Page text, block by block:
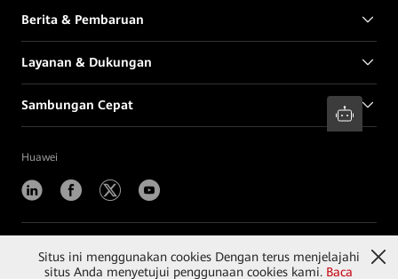
Berita & Pembaruan
Layanan & Dukungan
Sambungan Cepat
Huawei
2026 Huawei Digital Power Technologies Co., Ltd.
Situs ini menggunakan cookies Dengan terus menjelajahi
situs Anda menyetujui penggunaan cookies kami. Baca